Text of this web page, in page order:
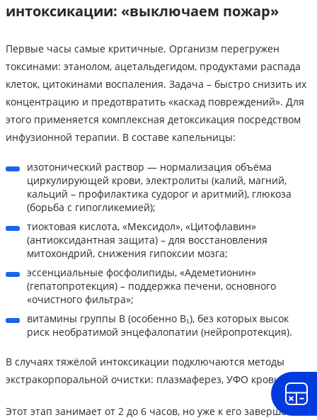
интоксикации: «выключаем пожар»
Первые часы самые критичные. Организм перегружен
токсинами: этанолом, ацетальдегидом, продуктами распада
клеток, цитокинами воспаления. Задача – быстро снизить их
концентрацию и предотвратить «каскад повреждений». Для
этого применяется комплексная детоксикация посредством
инфузионной терапии. В составе капельницы:
изотонический раствор — нормализация объёма
циркулирующей крови, электролиты (калий, магний,
кальций – профилактика судорог и аритмий), глюкоза
(борьба с гипогликемией);
тиоктовая кислота, «Мексидол», «Цитофлавин»
(антиоксидантная защита) – для восстановления
митохондрий, снижения гипоксии мозга;
эссенциальные фосфолипиды, «Адеметионин»
(гепатопротекция) – поддержка печени, основного
«очистного фильтра»;
витамины группы В (особенно В₁), без которых высок
риск необратимой энцефалопатии (нейропротекция).
В случаях тяжёлой интоксикации подключаются методы
экстракорпоральной очистки: плазмаферез, УФО крови.
Этот этап занимает от 2 до 6 часов, но уже к его завершению